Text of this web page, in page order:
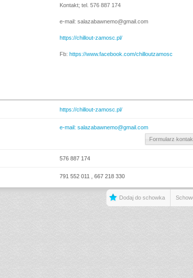
Kontakt; tel. 576 887 174
e-mail: salazabawnemo@gmail.com
https://chillout-zamosc.pl/
Fb: https://www.facebook.com/chilloutzamosc
https://chillout-zamosc.pl/
e-mail: salazabawnemo@gmail.com
Formularz
576 887 174
791 552 011 , 667 218 330
Dodaj do schowka